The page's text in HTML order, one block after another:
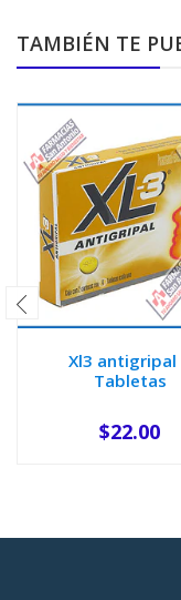
TAMBIÉN TE
Xl3 antigripal
Tabletas
+
$22.00